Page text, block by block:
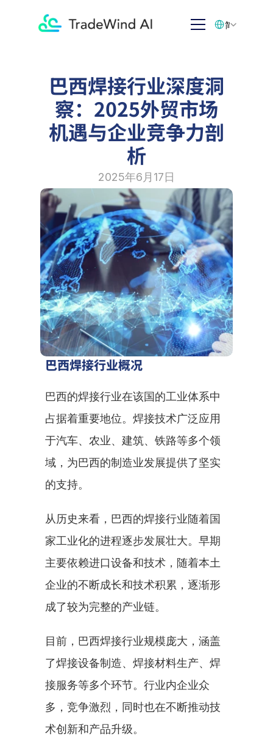
巴西焊接行业深度洞
察：2025外贸市场
机遇与企业竞争力剖
析
2025年6月17日
巴西焊接行业概况
巴西的焊接行业在该国的工业体系中
占据着重要地位。焊接技术广泛应用
于汽车、农业、建筑、铁路等多个领
域，为巴西的制造业发展提供了坚实
的支持。
从历史来看，巴西的焊接行业随着国
家工业化的进程逐步发展壮大。早期
主要依赖进口设备和技术，随着本土
企业的不断成长和技术积累，逐渐形
成了较为完整的产业链。
目前，巴西焊接行业规模庞大，涵盖
了焊接设备制造、焊接材料生产、焊
接服务等多个环节。行业内企业众
多，竞争激烈，同时也在不断推动技
术创新和产品升级。
简体中文